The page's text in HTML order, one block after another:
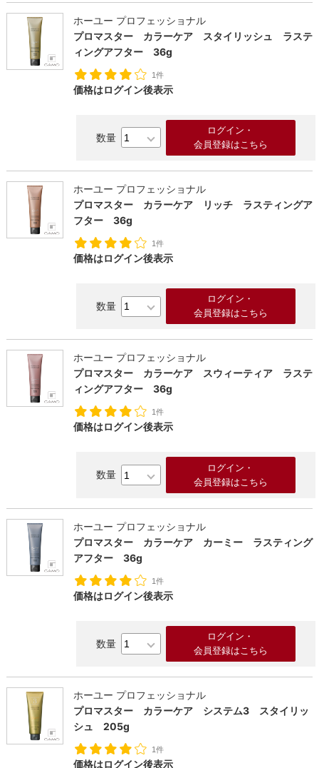
ホーユー プロフェッショナル
プロマスター カラーケア スタイリッシュ ラステ
ィングアフター 36g
1件
価格はログイン後表示
ログイン・
会員登録はこちら
ホーユー プロフェッショナル
プロマスター カラーケア リッチ ラスティングア
フター 36g
1件
価格はログイン後表示
ログイン・
会員登録はこちら
ホーユー プロフェッショナル
プロマスター カラーケア スウィーティア ラステ
ィングアフター 36g
1件
価格はログイン後表示
ログイン・
会員登録はこちら
ホーユー プロフェッショナル
プロマスター カラーケア カーミー ラスティング
アフター 36g
1件
価格はログイン後表示
ログイン・
会員登録はこちら
ホーユー プロフェッショナル
プロマスター カラーケア システム3 スタイリッ
シュ 205g
1件
価格はログイン後表示
検索す